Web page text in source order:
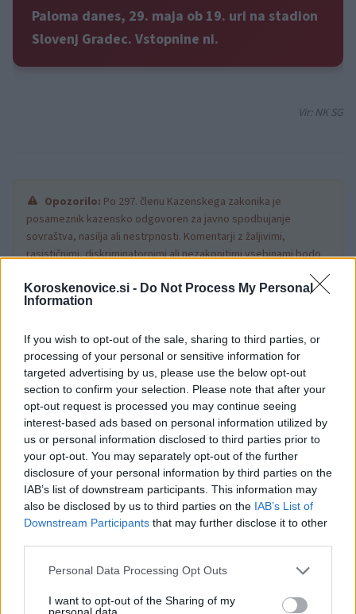
Koroskenovice.si - Do Not Process My Personal
Information
If you wish to opt-out of the sale, sharing to third parties, or
processing of your personal or sensitive information for
targeted advertising by us, please use the below opt-out
section to confirm your selection. Please note that after your
opt-out request is processed you may continue seeing
interest-based ads based on personal information utilized by
us or personal information disclosed to third parties prior to
your opt-out. You may separately opt-out of the further
disclosure of your personal information by third parties on the
IAB’s list of downstream participants. This information may
also be disclosed by us to third parties on the IAB’s List of
Downstream Participants that may further disclose it to other
Please note that this website/app uses one or more Google
not limited to your visit or usage behaviour. You may click to
Personal Data Processing Opt Outs
I want to opt-out of the Sharing of my
personal data.
Paloma danes, 29. maja ob 19. uri na stadion
Slovenj Gradec. Vstopnine ni.
Vir: NK SG
Opozorilo: Po 297. členu Kazenskega zakonika je
posameznik kazensko odgovoren za javno spodbujanje
sovraštva, nasilja ali nestrpnosti. Komentarji z žaljivimi,
rasističnimi, diskriminatornimi ali nezakonitimi vsebinami bodo
Občine: Slovenj Gradec
Kategorije: Šport Šport
Ključne besede: Slovenj Gradec
nk slovenj gradec
nogomet
tekma
Več iz kraja Slovenj Gradec